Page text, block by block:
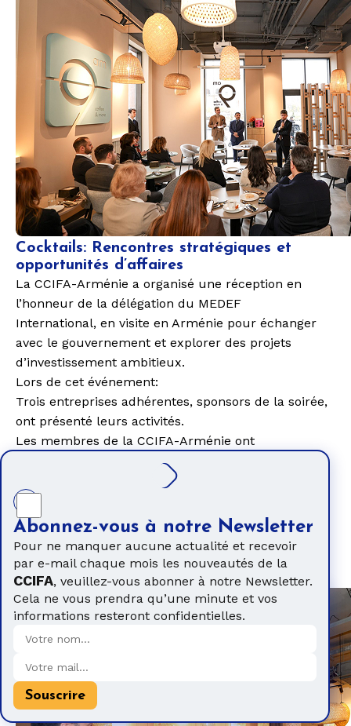
Cocktails: Rencontres stratégiques et
opportunités d’affaires
La CCIFA-Arménie a organisé une réception en
l’honneur de la délégation du MEDEF
International, en visite en Arménie pour échanger
avec le gouvernement et explorer des projets
d’investissement ambitieux.
Lors de cet événement:
Trois entreprises adhérentes, sponsors de la soirée,
ont présenté leurs activités.
Les membres de la CCIFA-Arménie ont
rencontrer les représentants des entreprises
identifier des pistes de partenariats
concrets.
Une occasion unique pourcréer des liens
durables
entre acteurs économiques français et
arméniens, etstimuler des collaborations
stratégiques.
Abonnez-vous à notre Newsletter
Souscrire
Abonnez-vous à notre Newsletter
Pour ne manquer aucune actualité et recevoir
par e-mail chaque mois les nouveautés de la
CCIFA, veuillez-vous abonner à notre Newsletter.
Cela ne vous prendra qu’une minute et vos
informations resteront confidentielles.
Souscrire